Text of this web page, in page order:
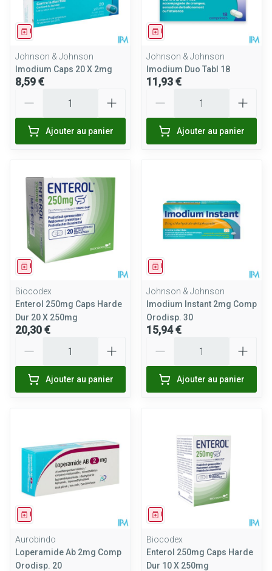
Johnson & Johnson
Imodium Caps 20 X 2mg
8,59 €
Ajouter au panier
Johnson & Johnson
Imodium Duo Tabl 18
11,93 €
Ajouter au panier
Biocodex
Enterol 250mg Caps Harde
Dur 20 X 250mg
20,30 €
Ajouter au panier
Johnson & Johnson
Imodium Instant 2mg Comp
Orodisp. 30
15,94 €
Ajouter au panier
Aurobindo
Loperamide Ab 2mg Comp
Orodisp. 20
Biocodex
Enterol 250mg Caps Harde
Dur 10 X 250mg